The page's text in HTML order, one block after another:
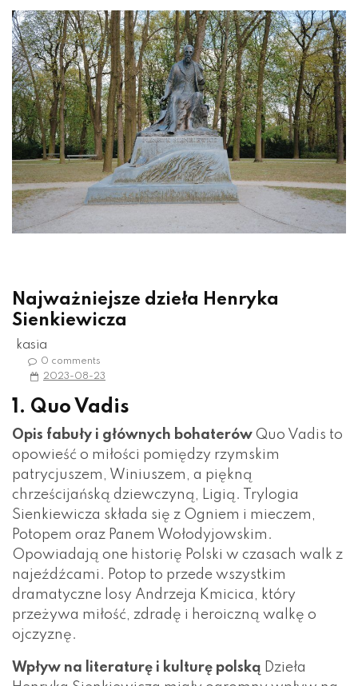
Najważniejsze dzieła Henryka
Sienkiewicza
kasia
0 comments
2023-08-23
1. Quo Vadis
Opis fabuły i głównych bohaterów Quo Vadis to
opowieść o miłości pomiędzy rzymskim
patrycjuszem, Winiuszem, a piękną
chrześcijańską dziewczyną, Ligią. Trylogia
Sienkiewicza składa się z Ogniem i mieczem,
Potopem oraz Panem Wołodyjowskim.
Opowiadają one historię Polski w czasach walk z
najeźdźcami. Potop to przede wszystkim
dramatyczne losy Andrzeja Kmicica, który
przeżywa miłość, zdradę i heroiczną walkę o
ojczyznę.
Wpływ na literaturę i kulturę polską Dzieła